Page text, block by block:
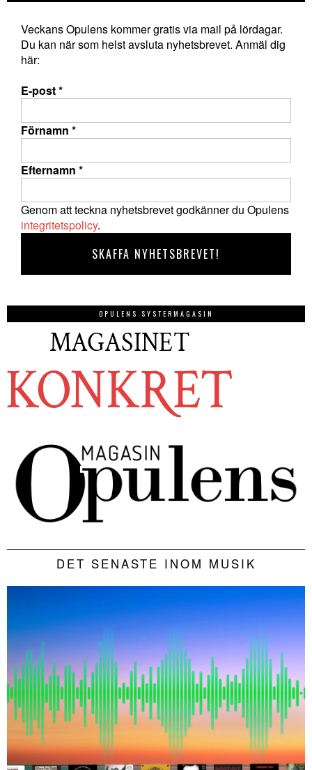
Veckans Opulens kommer gratis via mail på lördagar.
Du kan när som helst avsluta nyhetsbrevet. Anmäl dig
här:
E-post*
Förnamn *
Efternamn *
Genom att teckna nyhetsbrevet godkänner du Opulens
integritetspolicy.
OPULENS SYSTERMAGASIN
DET SENASTE INOM MUSIK